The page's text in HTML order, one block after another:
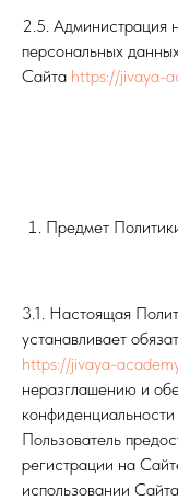
2.5. Администрация
персональных
Сайта https://jivaya-
Предмет
3.1. Настоящая
устанавливает
https://jivaya-
неразглашению и
Пользователь
регистрации на
использовании